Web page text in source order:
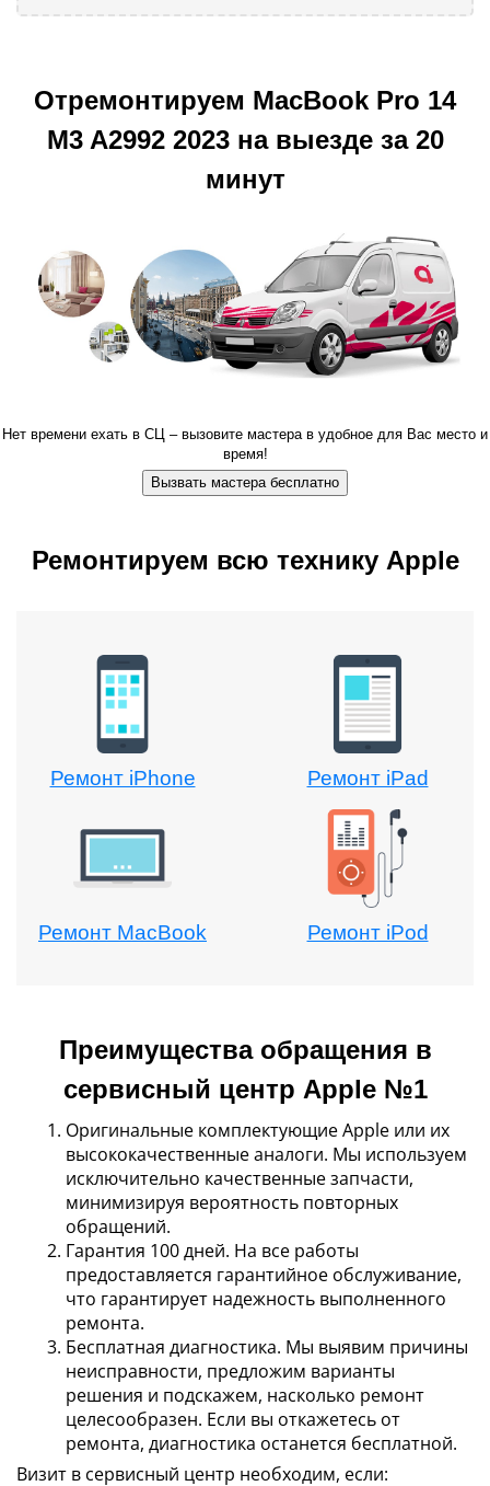
Отремонтируем MacBook Pro 14
M3 A2992 2023 на выезде за 20
минут
Нет времени ехать в СЦ – вызовите мастера в удобное для Вас место и
время!
Вызвать мастера бесплатно
Ремонтируем всю технику Apple
Ремонт iPhone Ремонт iPad
Ремонт MacBook Ремонт iPod
Преимущества обращения в
сервисный центр Apple №1
Оригинальные комплектующие Apple или их
высококачественные аналоги. Мы используем
исключительно качественные запчасти,
минимизируя вероятность повторных
обращений.
Гарантия 100 дней. На все работы
предоставляется гарантийное обслуживание,
что гарантирует надежность выполненного
ремонта.
Бесплатная диагностика. Мы выявим причины
неисправности, предложим варианты
решения и подскажем, насколько ремонт
целесообразен. Если вы откажетесь от
ремонта, диагностика останется бесплатной.
Визит в сервисный центр необходим, если: